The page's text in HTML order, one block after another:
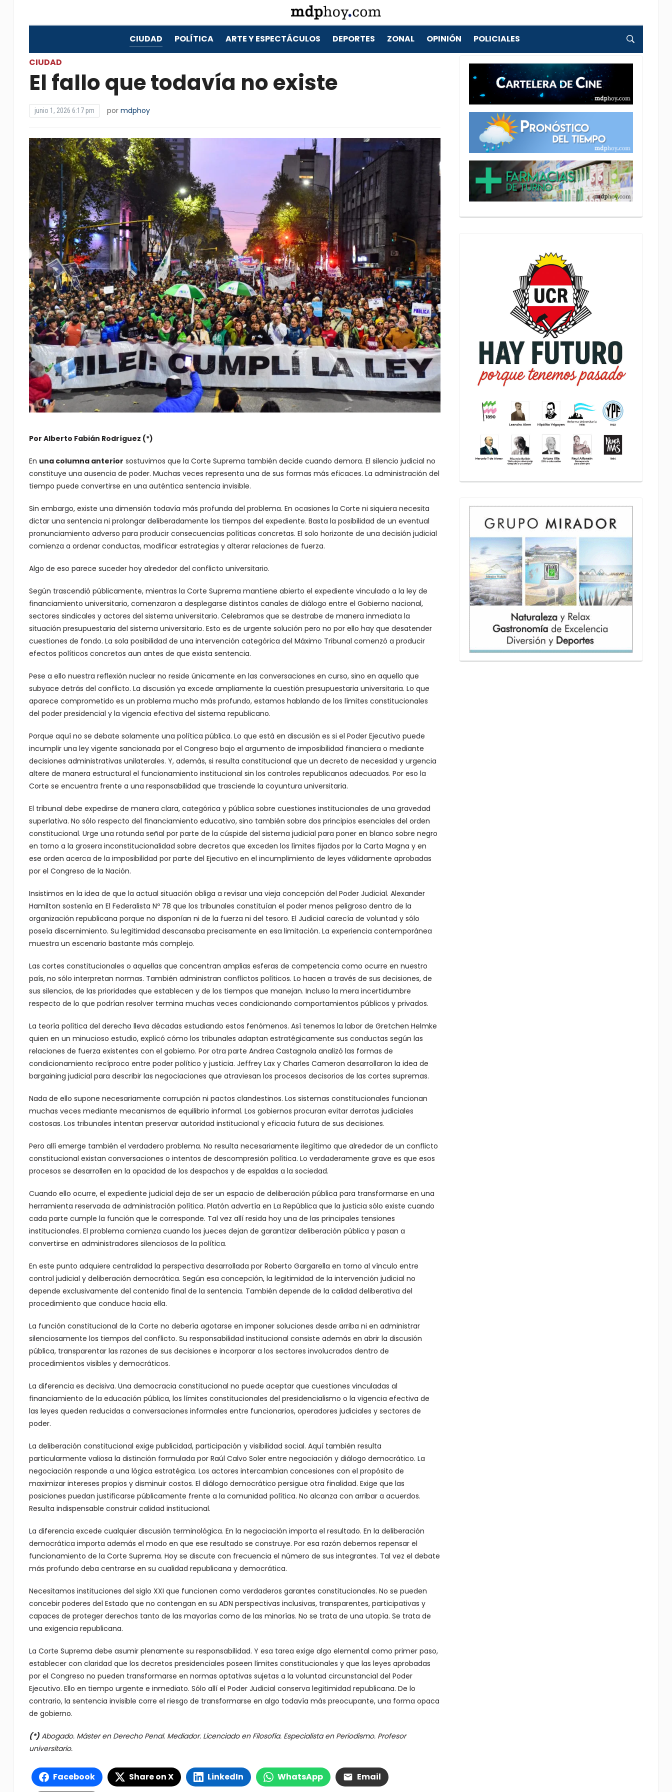
CIUDAD POLÍTICA ARTE Y ESPECTÁCULOS DEPORTES ZONAL OPINIÓN POLICIALES
CIUDAD
El fallo que todavía no existe
junio 1, 2026 6:17 pm por mdphoy
Por Alberto Fabián Rodríguez (*)
En una columna anterior sostuvimos que la Corte Suprema también decide cuando demora. El silencio judicial no
constituye una ausencia de poder. Muchas veces representa una de sus formas más eficaces. La administración del
tiempo puede convertirse en una auténtica sentencia invisible.
Sin embargo, existe una dimensión todavía más profunda del problema. En ocasiones la Corte ni siquiera necesita
dictar una sentencia ni prolongar deliberadamente los tiempos del expediente. Basta la posibilidad de un eventual
pronunciamiento adverso para producir consecuencias políticas concretas. El solo horizonte de una decisión judicial
comienza a ordenar conductas, modificar estrategias y alterar relaciones de fuerza.
Algo de eso parece suceder hoy alrededor del conflicto universitario.
Según trascendió públicamente, mientras la Corte Suprema mantiene abierto el expediente vinculado a la ley de
financiamiento universitario, comenzaron a desplegarse distintos canales de diálogo entre el Gobierno nacional,
sectores sindicales y actores del sistema universitario. Celebramos que se destrabe de manera inmediata la
situación presupuestaria del sistema universitario. Esto es de urgente solución pero no por ello hay que desatender
cuestiones de fondo. La sola posibilidad de una intervención categórica del Máximo Tribunal comenzó a producir
efectos políticos concretos aun antes de que exista sentencia.
Pese a ello nuestra reflexión nuclear no reside únicamente en las conversaciones en curso, sino en aquello que
subyace detrás del conflicto. La discusión ya excede ampliamente la cuestión presupuestaria universitaria. Lo que
aparece comprometido es un problema mucho más profundo, estamos hablando de los límites constitucionales
del poder presidencial y la vigencia efectiva del sistema republicano.
Porque aquí no se debate solamente una política pública. Lo que está en discusión es si el Poder Ejecutivo puede
incumplir una ley vigente sancionada por el Congreso bajo el argumento de imposibilidad financiera o mediante
decisiones administrativas unilaterales. Y, además, si resulta constitucional que un decreto de necesidad y urgencia
altere de manera estructural el funcionamiento institucional sin los controles republicanos adecuados. Por eso la
Corte se encuentra frente a una responsabilidad que trasciende la coyuntura universitaria.
El tribunal debe expedirse de manera clara, categórica y pública sobre cuestiones institucionales de una gravedad
superlativa. No sólo respecto del financiamiento educativo, sino también sobre dos principios esenciales del orden
constitucional. Urge una rotunda señal por parte de la cúspide del sistema judicial para poner en blanco sobre negro
en torno a la grosera inconstitucionalidad sobre decretos que exceden los límites fijados por la Carta Magna y en
ese orden acerca de la imposibilidad por parte del Ejecutivo en el incumplimiento de leyes válidamente aprobadas
por el Congreso de la Nación.
Insistimos en la idea de que la actual situación obliga a revisar una vieja concepción del Poder Judicial. Alexander
Hamilton sostenía en El Federalista Nº 78 que los tribunales constituían el poder menos peligroso dentro de la
organización republicana porque no disponían ni de la fuerza ni del tesoro. El Judicial carecía de voluntad y sólo
poseía discernimiento. Su legitimidad descansaba precisamente en esa limitación. La experiencia contemporánea
muestra un escenario bastante más complejo.
Las cortes constitucionales o aquellas que concentran amplias esferas de competencia como ocurre en nuestro
país, no sólo interpretan normas. También administran conflictos políticos. Lo hacen a través de sus decisiones, de
sus silencios, de las prioridades que establecen y de los tiempos que manejan. Incluso la mera incertidumbre
respecto de lo que podrían resolver termina muchas veces condicionando comportamientos públicos y privados.
La teoría política del derecho lleva décadas estudiando estos fenómenos. Así tenemos la labor de Gretchen Helmke
quien en un minucioso estudio, explicó cómo los tribunales adaptan estratégicamente sus conductas según las
relaciones de fuerza existentes con el gobierno. Por otra parte Andrea Castagnola analizó las formas de
condicionamiento recíproco entre poder político y justicia. Jeffrey Lax y Charles Cameron desarrollaron la idea de
bargaining judicial para describir las negociaciones que atraviesan los procesos decisorios de las cortes supremas.
Nada de ello supone necesariamente corrupción ni pactos clandestinos. Los sistemas constitucionales funcionan
muchas veces mediante mecanismos de equilibrio informal. Los gobiernos procuran evitar derrotas judiciales
costosas. Los tribunales intentan preservar autoridad institucional y eficacia futura de sus decisiones.
Pero allí emerge también el verdadero problema. No resulta necesariamente ilegítimo que alrededor de un conflicto
constitucional existan conversaciones o intentos de descompresión política. Lo verdaderamente grave es que esos
procesos se desarrollen en la opacidad de los despachos y de espaldas a la sociedad.
Cuando ello ocurre, el expediente judicial deja de ser un espacio de deliberación pública para transformarse en una
herramienta reservada de administración política. Platón advertía en La República que la justicia sólo existe cuando
cada parte cumple la función que le corresponde. Tal vez allí resida hoy una de las principales tensiones
institucionales. El problema comienza cuando los jueces dejan de garantizar deliberación pública y pasan a
convertirse en administradores silenciosos de la política.
En este punto adquiere centralidad la perspectiva desarrollada por Roberto Gargarella en torno al vínculo entre
control judicial y deliberación democrática. Según esa concepción, la legitimidad de la intervención judicial no
depende exclusivamente del contenido final de la sentencia. También depende de la calidad deliberativa del
procedimiento que conduce hacia ella.
La función constitucional de la Corte no debería agotarse en imponer soluciones desde arriba ni en administrar
silenciosamente los tiempos del conflicto. Su responsabilidad institucional consiste además en abrir la discusión
pública, transparentar las razones de sus decisiones e incorporar a los sectores involucrados dentro de
procedimientos visibles y democráticos.
La diferencia es decisiva. Una democracia constitucional no puede aceptar que cuestiones vinculadas al
financiamiento de la educación pública, los límites constitucionales del presidencialismo o la vigencia efectiva de
las leyes queden reducidas a conversaciones informales entre funcionarios, operadores judiciales y sectores de
poder.
La deliberación constitucional exige publicidad, participación y visibilidad social. Aquí también resulta
particularmente valiosa la distinción formulada por Raúl Calvo Soler entre negociación y diálogo democrático. La
negociación responde a una lógica estratégica. Los actores intercambian concesiones con el propósito de
maximizar intereses propios y disminuir costos. El diálogo democrático persigue otra finalidad. Exige que las
posiciones puedan justificarse públicamente frente a la comunidad política. No alcanza con arribar a acuerdos.
Resulta indispensable construir calidad institucional.
La diferencia excede cualquier discusión terminológica. En la negociación importa el resultado. En la deliberación
democrática importa además el modo en que ese resultado se construye. Por esa razón debemos repensar el
funcionamiento de la Corte Suprema. Hoy se discute con frecuencia el número de sus integrantes. Tal vez el debate
más profundo deba centrarse en su cualidad republicana y democrática.
Necesitamos instituciones del siglo XXI que funcionen como verdaderos garantes constitucionales. No se pueden
concebir poderes del Estado que no contengan en su ADN perspectivas inclusivas, transparentes, participativas y
capaces de proteger derechos tanto de las mayorías como de las minorías. No se trata de una utopía. Se trata de
una exigencia republicana.
La Corte Suprema debe asumir plenamente su responsabilidad. Y esa tarea exige algo elemental como primer paso,
establecer con claridad que los decretos presidenciales poseen límites constitucionales y que las leyes aprobadas
por el Congreso no pueden transformarse en normas optativas sujetas a la voluntad circunstancial del Poder
Ejecutivo. Ello en tiempo urgente e inmediato. Sólo allí el Poder Judicial conserva legitimidad republicana. De lo
contrario, la sentencia invisible corre el riesgo de transformarse en algo todavía más preocupante, una forma opaca
de gobierno.
(*)Abogado. Máster en Derecho Penal. Mediador. Licenciado en Filosofía. Especialista en Periodismo. Profesor
universitario.
Facebook Share on X LinkedIn WhatsApp Email